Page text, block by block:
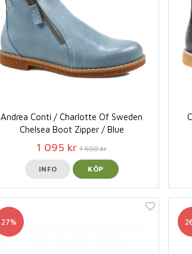
Andrea Conti / Charlotte Of Sweden
Chelsea Boot Zipper / Blue
1 095 kr 1 500 kr
INFO KÖP
27%